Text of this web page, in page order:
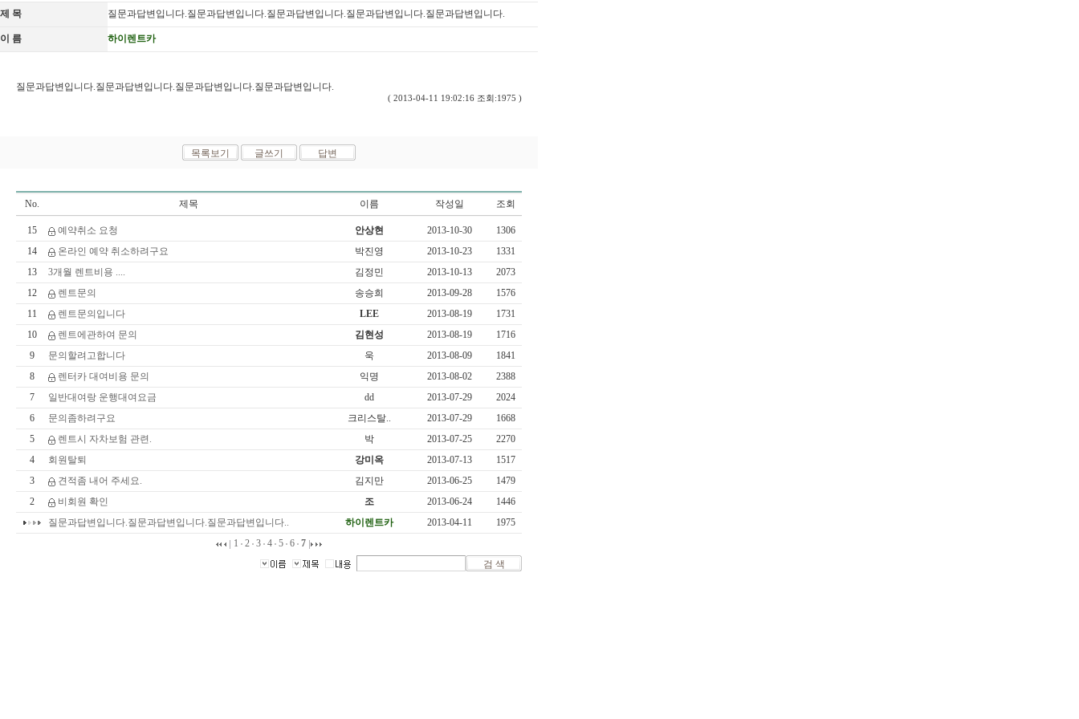
제 목 질문과답변입니다.질문과답변입니다.질문과답변입니다.질문과답변입니다.질문과답변입니다.
이 름 하이렌트카
질문과답변입니다.질문과답변입니다.질문과답변입니다.질문과답변입니다.
( 2013-04-11 19:02:16 조회:1975 )
No. 제목 이름 작성일 조회
15 예약취소 요청 안상현 2013-10-30
1306
14
온라인 예약 취소하려구요 박진영 2013-10-23
1331
13
3개월 렌트비용 .... 김정민 2013-10-13
2073
12
렌트문의 송승희 2013-09-28
1576
11
렌트문의입니다 LEE 2013-08-19
1731
10
렌트에관하여 문의 김현성 2013-08-19
1716
9
문의할려고합니다 욱 2013-08-09
1841
8
렌터카 대여비용 문의 익명 2013-08-02
2388
7
일반대여랑 운행대여요금 dd 2013-07-29
2024
6
문의좀하려구요 크리스탈.. 2013-07-29
1668
5
렌트시 자차보험 관련. 박 2013-07-25
2270
4
회원탈퇴 강미옥 2013-07-13
1517
3
견적좀 내어 주세요. 김지만 2013-06-25
1479
2
비회원 확인 조 2013-06-24
1446
질문과답변입니다.질문과답변입니다.질문과답변입니다..
하이렌트카 2013-04-11
1975
1
2 3 4 5 6 7